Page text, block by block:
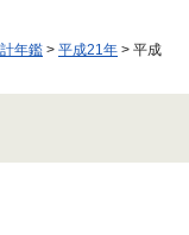
年鑑 > 平成21年 > 平成